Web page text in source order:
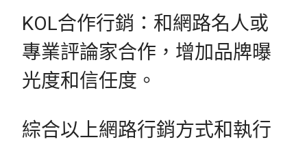
KOL合作行銷：和網路名人或
專業評論家合作，增加品牌曝
光度和信任度。
綜合以上網路行銷方式和執行